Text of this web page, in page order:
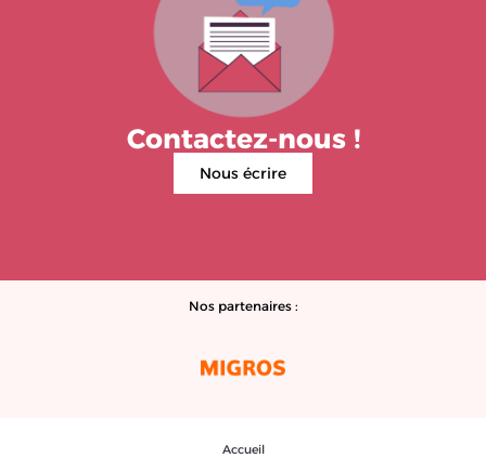
Contactez-nous !
Nous écrire
Nos partenaires :
Accueil